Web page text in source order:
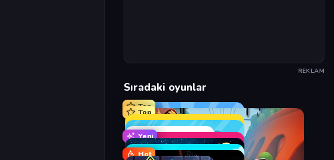
REKLAM
Sıradaki oyunlar
Top
Top
Yeni
Hot